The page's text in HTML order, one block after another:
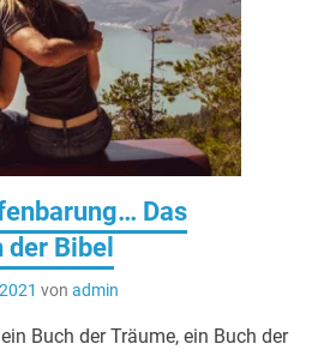
Das
Bibel
von admin
Buch der Träume, ein Buch der